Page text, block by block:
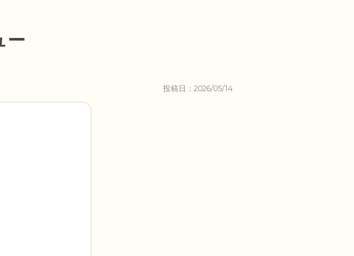
ー
投稿日：2026/05/14